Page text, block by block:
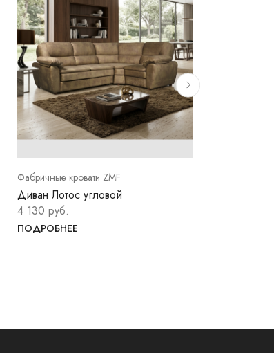
Фабричные кровати ZMF
Диван Лотос угловой
4 130 руб.
ПОДРОБНЕЕ